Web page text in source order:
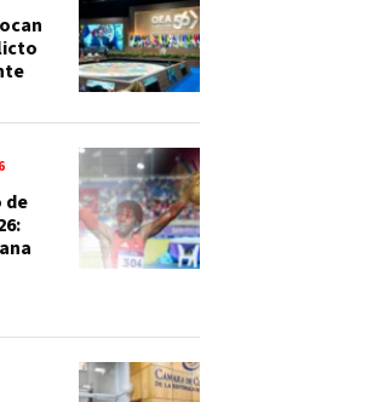
de